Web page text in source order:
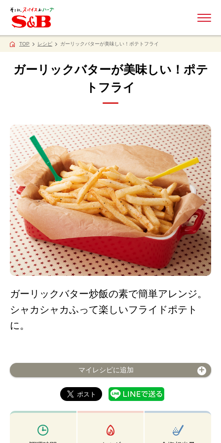
TOP レシピ ガーリックバターが美味しい！ポテトフライ
ガーリックバターが美味しい！ポテ
トフライ
ガーリックバター炒飯の素で簡単アレンジ。
シャカシャカふって楽しいフライドポテト
に。
マイレシピに追加